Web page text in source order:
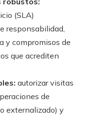
(SLA)
responsabilidad,
y compromisos de
que acrediten
autorizar visitas
de
externalizado) y